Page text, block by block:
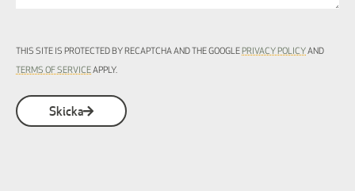
THIS SITE IS PROTECTED BY RECAPTCHA AND THE GOOGLE PRIVACY POLICY AND
TERMS OF SERVICEAPPLY.
Skicka